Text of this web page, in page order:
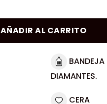
AÑADIR AL CARRITO
BANDEJA
DIAMANTES.
CERA